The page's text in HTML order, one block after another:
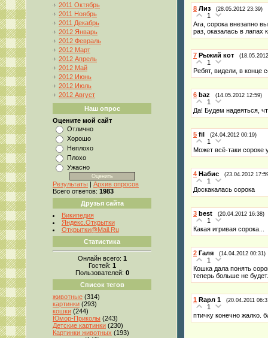
2011 Октябрь
2011 Ноябрь
2011 Декабрь
2012 Январь
2012 Февраль
2012 Март
2012 Апрель
2012 Май
2012 Июнь
2012 Июль
2012 Август
Наш опрос
Оцените мой сайт
Отлично
Хорошо
Неплохо
Плохо
Ужасно
Результаты | Архив опросов
Всего ответов: 1983
Друзья сайта
Википедия
Яндекс.Открытки
Открытки@Mail.Ru
Статистика
Онлайн всего: 1
Гостей: 1
Пользователей: 0
Список тегов
животные (314)
картинки (293)
кошки (244)
Юмор-Приколы (243)
Детские картинки (230)
Картинки животных (193)
8 Лиз (28.05.2012 23:39)
1
Ага, сорока внезапно
раз, оказалась в
7 Рыжий кот
1
Ребят, видели, в конце
6 baz (14.05.2012 12:59)
1
Да! Будем надеяться,
5 fil (24.04.2012 00:19)
1
Может всё-таки сороке
4 Набис (23.04.2012
1
Доскакалась сорока
3 best (20.04.2012 16:38)
1
Какая игривая сорока...
2 Галя (14.04.2012 00:31)
1
Кошка дала понять
теперь больше не
1 Rарл 1 (20.04.2011
1
птичку конечно жалко.